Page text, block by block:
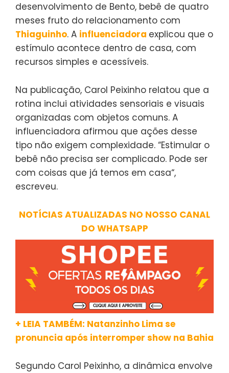
desenvolvimento de Bento, bebê de quatro
meses fruto do relacionamento com
Thiaguinho. A influenciadora explicou que o
estímulo acontece dentro de casa, com
recursos simples e acessíveis.
Na publicação, Carol Peixinho relatou que a
rotina inclui atividades sensoriais e visuais
organizadas com objetos comuns. A
influenciadora afirmou que ações desse
tipo não exigem complexidade. “Estimular o
bebê não precisa ser complicado. Pode ser
com coisas que já temos em casa“,
escreveu.
NOTÍCIAS ATUALIZADAS NO NOSSO CANAL
DO WHATSAPP
+ LEIA TAMBÉM: Natanzinho Lima se
pronuncia após interromper show na Bahia
Segundo Carol Peixinho, a dinâmica envolve